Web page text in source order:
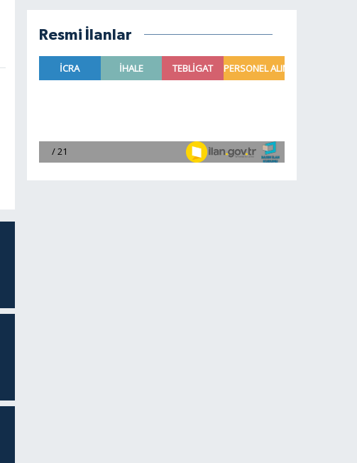
Resmi İlanlar